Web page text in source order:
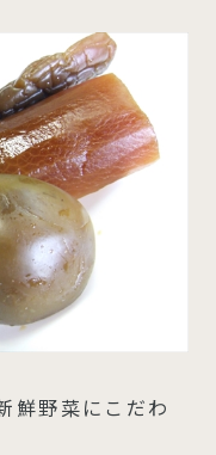
鮮野菜にこだわ